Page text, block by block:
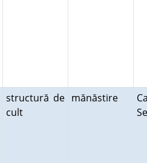
structură de
cult
mănăstire